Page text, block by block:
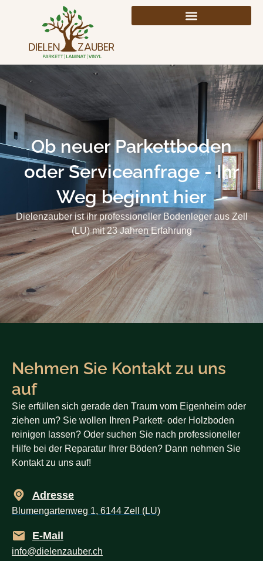
Ob neuer Parkettboden
oder Serviceanfrage - Ihr
Weg beginnt hier
Dielenzauber ist ihr professioneller Bodenleger aus Zell
(LU) mit 23 Jahren Erfahrung
Nehmen Sie Kontakt zu uns
auf
Sie erfüllen sich gerade den Traum vom Eigenheim oder
ziehen um? Sie wollen Ihren Parkett- oder Holzboden
reinigen lassen? Oder suchen Sie nach professioneller
Hilfe bei der Reparatur Ihrer Böden? Dann nehmen Sie
Kontakt zu uns auf!
Adresse
Blumengartenweg 1, 6144 Zell (LU)
E-Mail
info@dielenzauber.ch